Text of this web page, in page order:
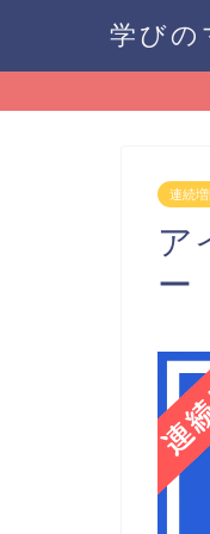
学びの
連続
ア
ー